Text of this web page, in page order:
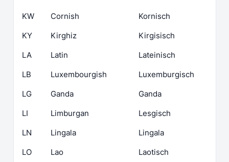
KW
Cornish
Kornisch
KY
Kirghiz
Kirgisisch
LA
Latin
Lateinisch
LB
Luxembourgish
Luxemburgisch
LG
Ganda
Ganda
LI
Limburgan
Lesgisch
LN
Lingala
Lingala
LO
Lao
Laotisch